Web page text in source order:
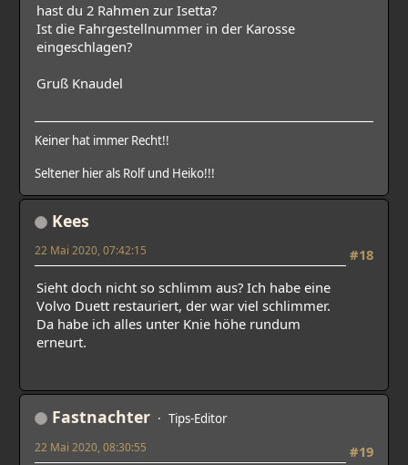
hast du 2 Rahmen zur Isetta?
Ist die Fahrgestellnummer in der Karosse
eingeschlagen?
Gruß Knaudel
Keiner hat immer Recht!!
Seltener hier als Rolf und Heiko!!!
Kees
#18
22 Mai 2020, 07:42:15
Sieht doch nicht so schlimm aus? Ich habe eine
Volvo Duett restauriert, der war viel schlimmer.
Da habe ich alles unter Knie höhe rundum
erneurt.
Fastnachter Tips-Editor
#19
22 Mai 2020, 08:30:55